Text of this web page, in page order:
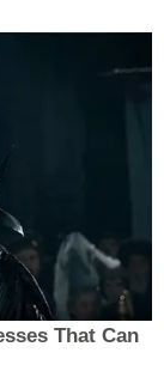
That Can